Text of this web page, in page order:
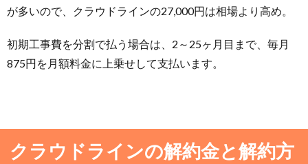
が多いので、クラウドラインの27,000円は相場より高め。
初期工事費を分割で払う場合は、2～25ヶ月目まで、毎月
875円を月額料金に上乗せして支払います。
クラウドラインの解約金と解約方